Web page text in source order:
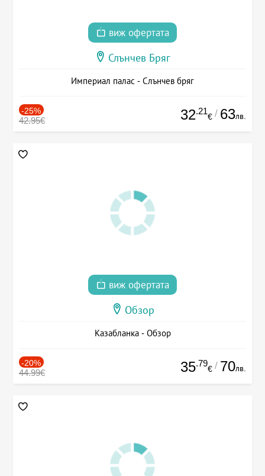
виж офертата
Слънчев Бряг
Империал палас - Слънчев бряг
-25%
42.95€ 32.21
€ / 63лв.
виж офертата
Обзор
Казабланка - Обзор
-20%
44.99€ 35.79
€ / 70лв.